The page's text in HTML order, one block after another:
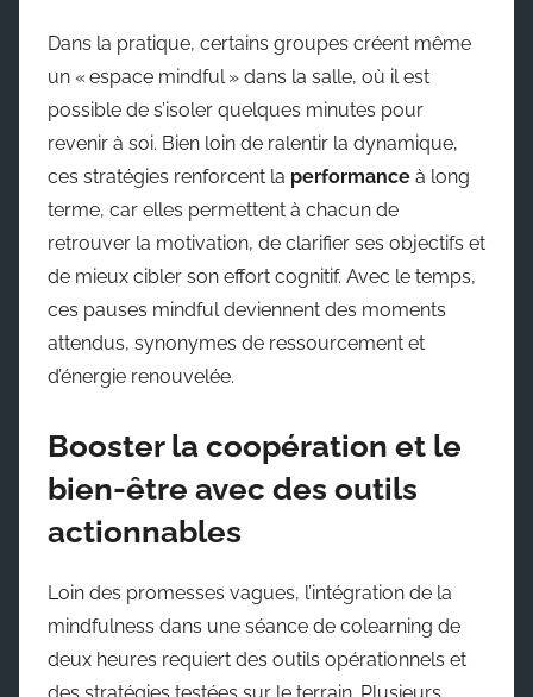
Dans la pratique, certains groupes créent même
un « espace mindful » dans la salle, où il est
possible de s’isoler quelques minutes pour
revenir à soi. Bien loin de ralentir la dynamique,
ces stratégies renforcent la performance à long
terme, car elles permettent à chacun de
retrouver la motivation, de clarifier ses objectifs et
de mieux cibler son effort cognitif. Avec le temps,
ces pauses mindful deviennent des moments
attendus, synonymes de ressourcement et
d’énergie renouvelée.
Booster la coopération et le
bien-être avec des outils
actionnables
Loin des promesses vagues, l’intégration de la
mindfulness dans une séance de colearning de
deux heures requiert des outils opérationnels et